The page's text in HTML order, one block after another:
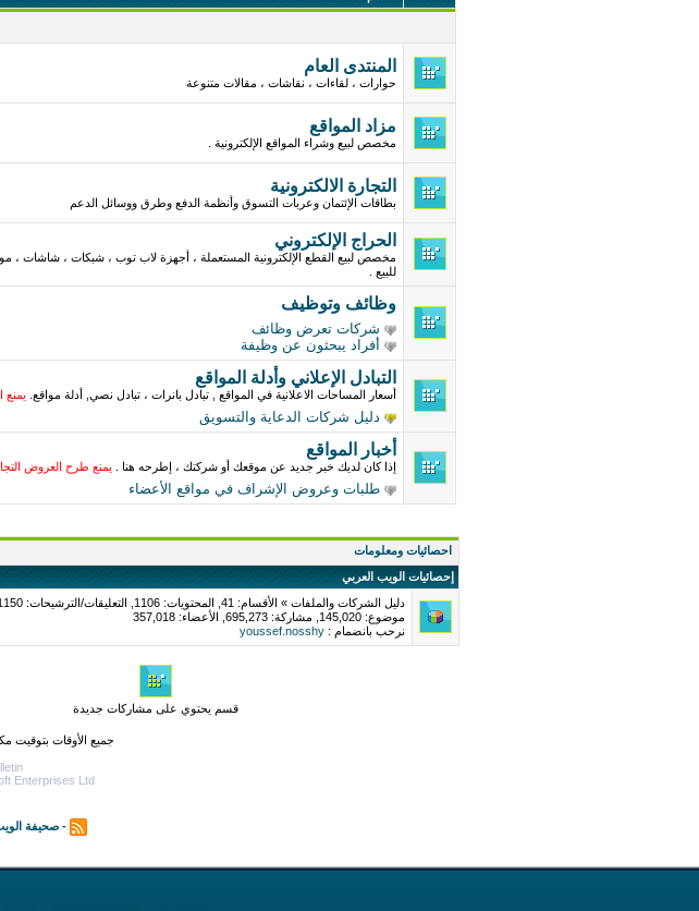
المنتدى العام
حوارات ، لقاءات ، نقاشات ، مقالات متنوعة
مزاد المواقع
مخصص لبيع وشراء المواقع الإلكترونية .
التجارة الالكترونية
بطاقات الإئتمان وعربات التسوق وأنظمة الدفع وطرق ووسائل الدعم
الحراج الإلكتروني
مخصص لبيع القطع الإلكترونية المستعملة ، أجهزة لاب توب ، شبكات ، شاشات ،
للبيع .
وظائف وتوظيف
شركات تعرض وظائف
أفراد يبحثون عن وظيفة
التبادل الإعلاني وأدلة المواقع
أسعار المساحات الاعلانية في المواقع , تبادل بانرات ، تبادل نصي, أدلة مواقع. يمنع
دليل شركات الدعاية والتسويق
أخبار المواقع
إذا كان لديك خبر جديد عن موقعك أو شركتك ، إطرحه هنا . يمنع طرح العروض
طلبات وعروض الإشراف في مواقع الأعضاء
احصائيات ومعلومات
إحصائيات الويب العربي
دليل الشركات والملفات » الأقسام: 41, المحتويات: 1106, التعليقات/الترشيحات: 1150
موضوع: 145,020, مشاركة: 695,273, الأعضاء: 357,018
نرحب بانضمام : youssef.nosshy
قسم يحتوي على مشاركات جديدة
جميع الأوقات بتوقيت
Enterprises Ltd.
- صحيفة الويب